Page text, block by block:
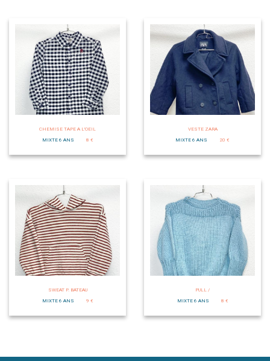
CHEMISE TAPE A L'OEIL
MIXTE 6 ANS
8 €
VESTE ZARA
MIXTE 6 ANS
20 €
SWEAT P. BATEAU
MIXTE 6 ANS
9 €
PULL /
MIXTE 6 ANS
8 €